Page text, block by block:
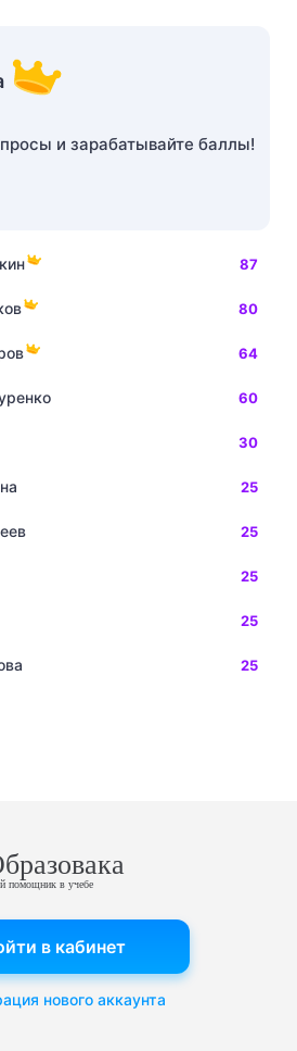
и зарабатывайте баллы!
87
80
64
60
30
25
25
25
25
25
помощник в учебе
в кабинет
нового аккаунта